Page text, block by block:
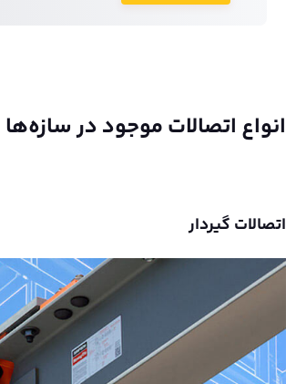
انواع اتصالات موجود در سازه‌ها
اتصالات گیردار